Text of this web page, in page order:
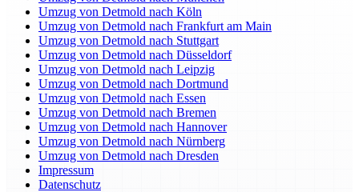
Umzug von Detmold nach Köln
Umzug von Detmold nach Frankfurt am Main
Umzug von Detmold nach Stuttgart
Umzug von Detmold nach Düsseldorf
Umzug von Detmold nach Leipzig
Umzug von Detmold nach Dortmund
Umzug von Detmold nach Essen
Umzug von Detmold nach Bremen
Umzug von Detmold nach Hannover
Umzug von Detmold nach Nürnberg
Umzug von Detmold nach Dresden
Impressum
Datenschutz